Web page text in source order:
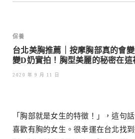
保養
台北美胸推薦｜按摩胸部真的會
變D奶實拍！胸型美麗的秘密在這
2020 年 9 月 11 日
「胸部就是女生的特徵！」，這句
喜歡有胸的女生。很幸運在台北找